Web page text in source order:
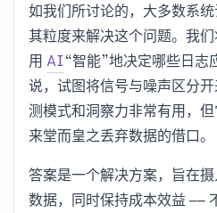
如我们所讨论的，大多数系
其粒度来解决这个问题。我
用AI“智能”地决定哪些日
说，试图将信号与噪声区分
测模式和洞察力非常有用，
来堂而皇之丢弃数据的借口。
答案是一个解决方案，旨在
数据，同时保持成本效益 ——